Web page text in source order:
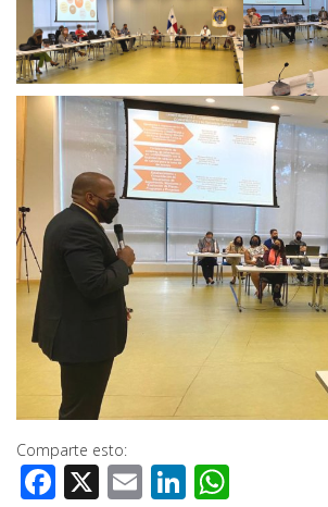
Comparte esto:
Facebook
X EmailLinkedIn